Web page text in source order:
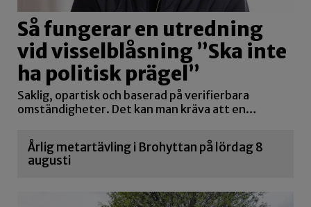
Så fungerar en utredning
vid visselblåsning ”Ska inte
ha politisk prägel”
Saklig, opartisk och baserad på verifierbara
omständigheter. Det kan man kräva att en…
Årlig metartävling i Brohyttan på lördag 8
augusti